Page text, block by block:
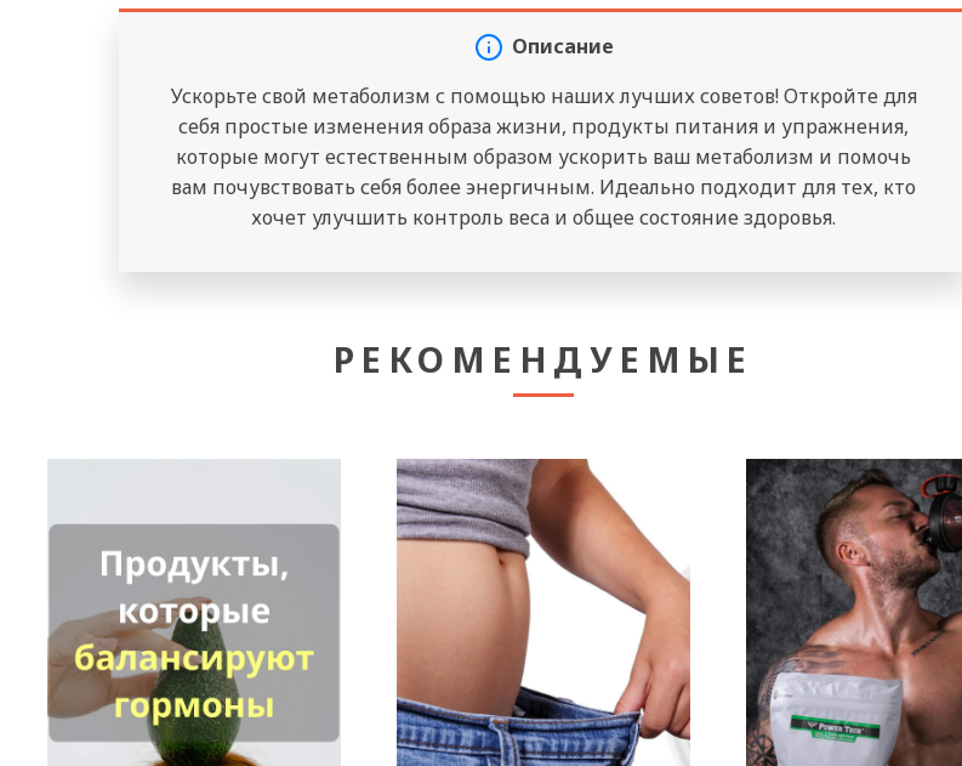
Описание
Ускорьте свой метаболизм с помощью наших лучших советов! Откройте для
себя простые изменения образа жизни, продукты питания и упражнения,
которые могут естественным образом ускорить ваш метаболизм и помочь
вам почувствовать себя более энергичным. Идеально подходит для тех, кто
хочет улучшить контроль веса и общее состояние здоровья.
РЕКОМЕНДУЕМЫЕ